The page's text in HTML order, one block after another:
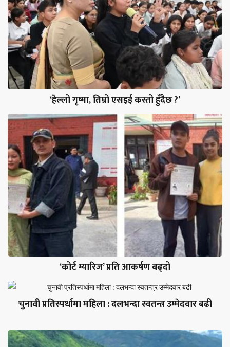
‘हेल्लो गृष्मा, तिम्रो एसइई कस्तो हुँदैछ ?’
‘कोर्ट म्यारिज’ प्रति आकर्षण बढ्दो
चुनावी प्रतिस्पर्धामा महिला : दलभन्दा स्वतन्त्र उम्मेदवार बढी